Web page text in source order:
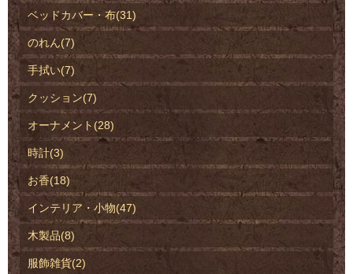
ベッドカバー・布(31)
のれん(7)
手拭い(7)
クッション(7)
オーナメント(28)
時計(3)
お香(18)
インテリア・小物(47)
木製品(8)
服飾雑貨(2)